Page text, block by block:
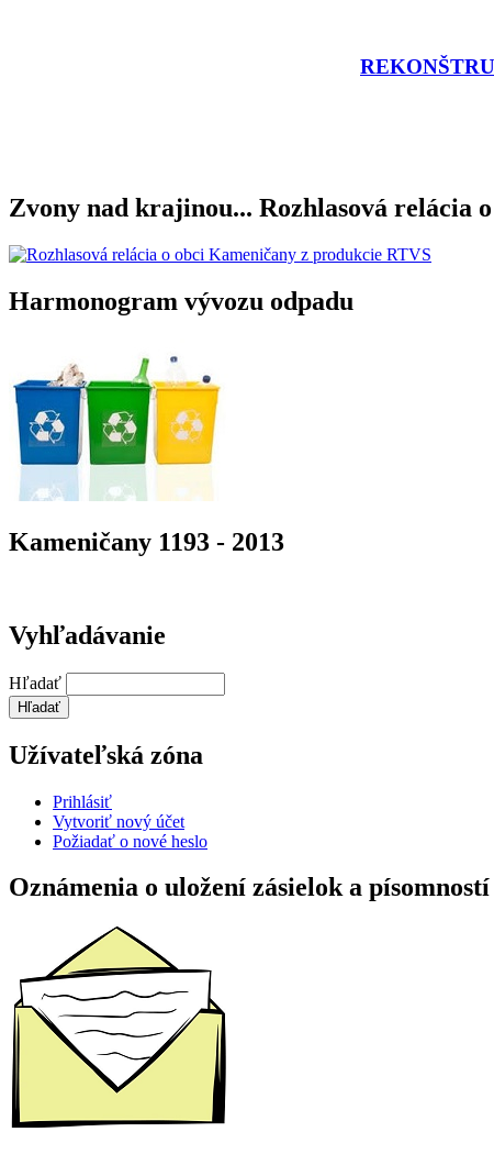
Zvony nad krajinou... Rozhlasová relácia
Harmonogram vývozu odpadu
Kameničany 1193 - 2013
Vyhľadávanie
Hľadať
Užívateľská zóna
Prihlásiť
Vytvoriť nový účet
Požiadať o nové heslo
Oznámenia o uložení zásielok a písomností